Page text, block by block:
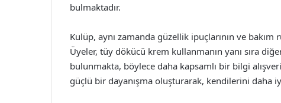
bulmaktadır.
Kulüp, aynı zamanda güzellik ipuçlarının ve
Üyeler, tüy dökücü krem kullanmanın yanı sıra
bulunmakta, böylece daha kapsamlı bir bilgi
güçlü bir dayanışma oluşturarak, kendilerini daha